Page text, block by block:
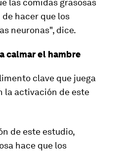
las comidas grasosas
hacer que los
neuronas", dice.
calmar el hambre
clave que juega
la activación de este
de este estudio,
hace que los